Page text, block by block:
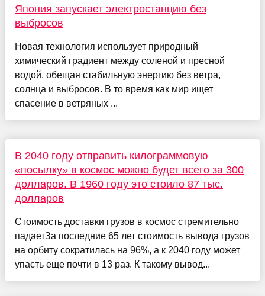
Япония запускает электростанцию без
выбросов
Новая технология использует природный
химический градиент между соленой и пресной
водой, обещая стабильную энергию без ветра,
солнца и выбросов. В то время как мир ищет
спасение в ветряных ...
В 2040 году отправить килограммовую
«посылку» в космос можно будет всего за 300
долларов. В 1960 году это стоило 87 тыс.
долларов
Стоимость доставки грузов в космос стремительно
падаетЗа последние 65 лет стоимость вывода грузов
на орбиту сократилась на 96%, а к 2040 году может
упасть еще почти в 13 раз. К такому вывод...